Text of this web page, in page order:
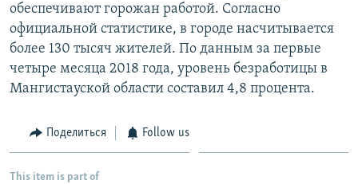
обеспечивают горожан работой. Согласно
официальной статистике, в городе насчитывается
более 130 тысяч жителей. По данным за первые
четыре месяца 2018 года, уровень безработицы в
Мангистауской области составил 4,8 процента.
Поделиться Follow us
This item is part of